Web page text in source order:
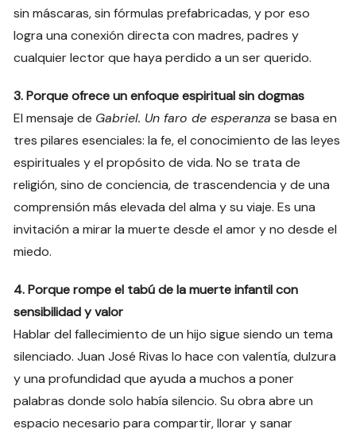
sin máscaras, sin fórmulas prefabricadas, y por eso
logra una conexión directa con madres, padres y
cualquier lector que haya perdido a un ser querido.
3. Porque ofrece un enfoque espiritual sin dogmas
El mensaje de Gabriel. Un faro de esperanza se basa en
tres pilares esenciales: la fe, el conocimiento de las leyes
espirituales y el propósito de vida. No se trata de
religión, sino de conciencia, de trascendencia y de una
comprensión más elevada del alma y su viaje. Es una
invitación a mirar la muerte desde el amor y no desde el
miedo.
4. Porque rompe el tabú de la muerte infantil con
sensibilidad y valor
Hablar del fallecimiento de un hijo sigue siendo un tema
silenciado. Juan José Rivas lo hace con valentía, dulzura
y una profundidad que ayuda a muchos a poner
palabras donde solo había silencio. Su obra abre un
espacio necesario para compartir, llorar y sanar